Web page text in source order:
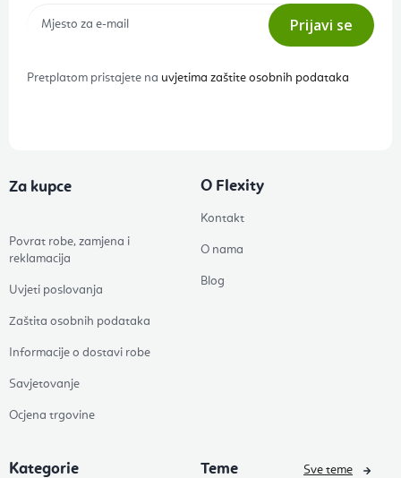
Prijavi se
Pretplatom pristajete na uvjetima zaštite osobnih podataka
Za kupce
Povrat robe, zamjena i
reklamacija
Uvjeti poslovanja
Zaštita osobnih podataka
Informacije o dostavi robe
Savjetovanje
Ocjena trgovine
O Flexity
Kontakt
O nama
Blog
Kategorie Teme Sve teme